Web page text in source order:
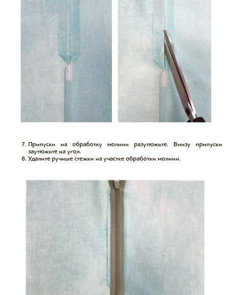
Припуски на обработку молнии разутюжьте. Внизу припуски
заутюжьте на угол.
Удалите ручные стежки на участке обработки молнии.